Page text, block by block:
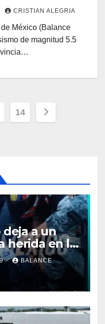
CRISTIAN ALEGRIA
México (Balance
de magnitud 5.5
14
a un
herida en la
Solidaridad
BALANCE